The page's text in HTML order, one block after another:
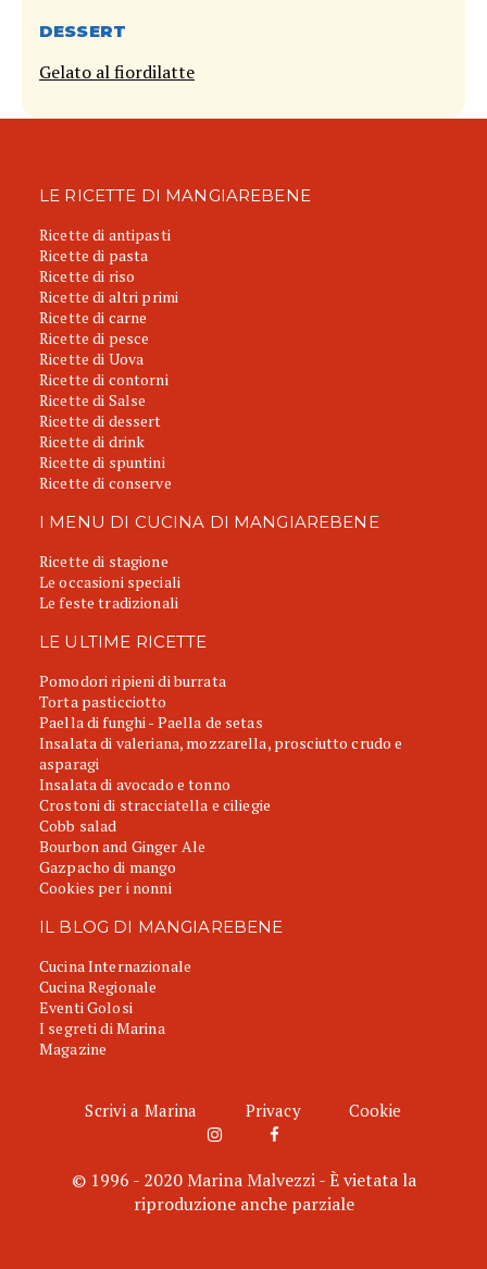
DESSERT
Gelato al fiordilatte
LE RICETTE DI MANGIAREBENE
Ricette di antipasti
Ricette di pasta
Ricette di riso
Ricette di altri primi
Ricette di carne
Ricette di pesce
Ricette di Uova
Ricette di contorni
Ricette di Salse
Ricette di dessert
Ricette di drink
Ricette di spuntini
Ricette di conserve
I MENU DI CUCINA DI MANGIAREBENE
Ricette di stagione
Le occasioni speciali
Le feste tradizionali
LE ULTIME RICETTE
Pomodori ripieni di burrata
Torta pasticciotto
Paella di funghi - Paella de setas
Insalata di valeriana, mozzarella, prosciutto crudo e
asparagi
Insalata di avocado e tonno
Crostoni di stracciatella e ciliegie
Cobb salad
Bourbon and Ginger Ale
Gazpacho di mango
Cookies per i nonni
IL BLOG DI MANGIAREBENE
Cucina Internazionale
Cucina Regionale
Eventi Golosi
I segreti di Marina
Magazine
Scrivi a Marina Privacy Cookie
© 1996 - 2020 Marina Malvezzi - È vietata la
riproduzione anche parziale